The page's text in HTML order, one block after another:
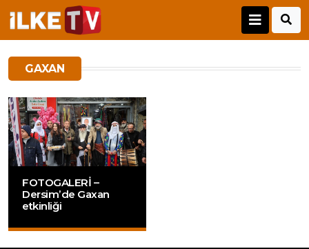
GAXAN
FOTOGALERİ –
Dersim’de Gaxan
etkinliği